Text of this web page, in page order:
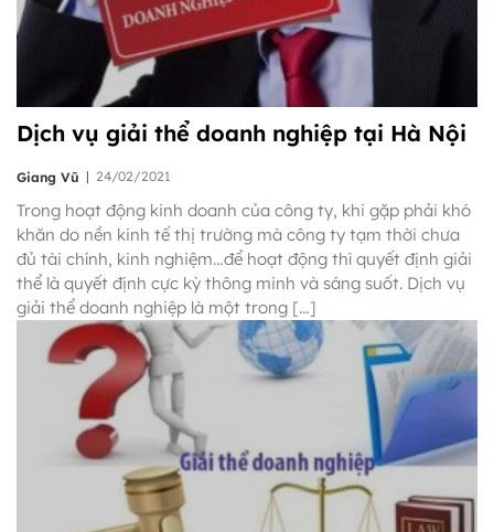
Dịch vụ giải thể doanh nghiệp tại Hà Nội
Giang Vũ | 24/02/2021
Trong hoạt động kinh doanh của công ty, khi gặp phải khó
khăn do nền kinh tế thị trường mà công ty tạm thời chưa
đủ tài chính, kinh nghiệm…để hoạt động thì quyết định giải
thể là quyết định cực kỳ thông minh và sáng suốt. Dịch vụ
giải thể doanh nghiệp là một trong […]